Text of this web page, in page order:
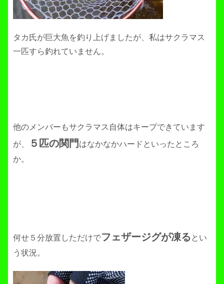
タカ氏が巨大魚を釣り上げましたが、私はサクラマス
一匹すら釣れていません。
他のメンバーもサクラマス自体はキープできています
が、
５匹の関門 はなかなかハードといったところ
か。
何せ５分放置しただけでフェザージグが凍る とい
う状況。